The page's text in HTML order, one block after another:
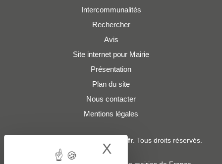
Intercommunalités
Rechercher
Avis
Site internet pour Mairie
Présentation
Plan du site
Nous contacter
Mentions légales
Adresses-Mairies.fr. Tous droits réservés.
Services :
X